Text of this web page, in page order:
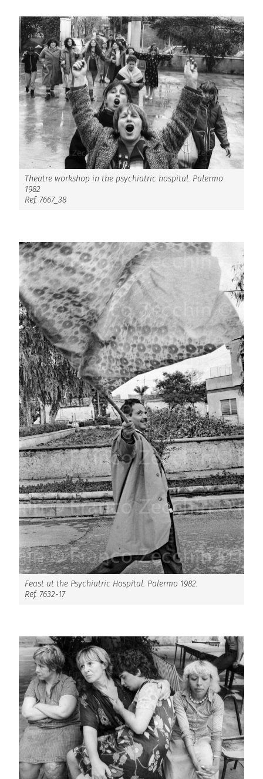
Theatre workshop in the psychiatric hospital. Palermo
1982
Ref. 7667_38
Feast at the Psychiatric Hospital. Palermo 1982.
Ref. 7632-17